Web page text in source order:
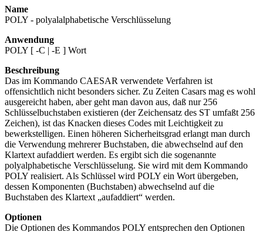
Name
POLY - polyalalphabetische Verschlüsselung
Anwendung
POLY [ -C | -E ] Wort
Beschreibung
Das im Kommando CAESAR verwendete Verfahren ist
offensichtlich nicht besonders sicher. Zu Zeiten Casars mag es wohl
ausgereicht haben, aber geht man davon aus, daß nur 256
Schlüsselbuchstaben existieren (der Zeichensatz des ST umfaßt 256
Zeichen), ist das Knacken dieses Codes mit Leichtigkeit zu
bewerkstelligen. Einen höheren Sicherheitsgrad erlangt man durch
die Verwendung mehrerer Buchstaben, die abwechselnd auf den
Klartext aufaddiert werden. Es ergibt sich die sogenannte
polyalphabetische Verschlüsselung. Sie wird mit dem Kommando
POLY realisiert. Als Schlüssel wird POLY ein Wort übergeben,
dessen Komponenten (Buchstaben) abwechselnd auf die
Buchstaben des Klartext „aufaddiert“ werden.
Optionen
Die Optionen des Kommandos POLY entsprechen den Optionen